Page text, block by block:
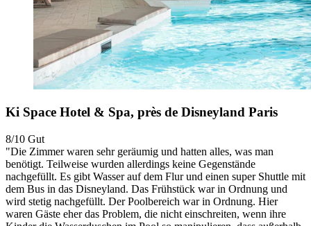
Ki Space Hotel & Spa, près de Disneyland Paris
8/10 Gut
"Die Zimmer waren sehr geräumig und hatten alles, was man
benötigt. Teilweise wurden allerdings keine Gegenstände
nachgefüllt. Es gibt Wasser auf dem Flur und einen super Shuttle mit
dem Bus in das Disneyland. Das Frühstück war in Ordnung und
wird stetig nachgefüllt. Der Poolbereich war in Ordnung. Hier
waren Gäste eher das Problem, die nicht einschreiten, wenn ihre